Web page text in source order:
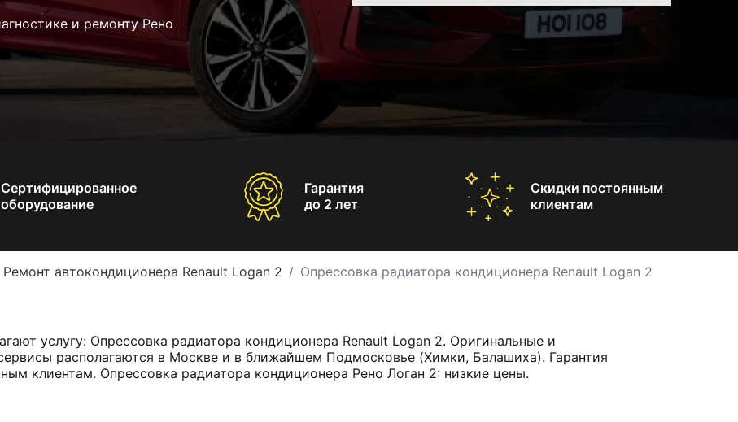
и ремонту Рено
Сертифицированное
оборудование
Гарантия
до 2 лет
Скидки постоянным
клиентам
Ремонт автокондиционера Renault Logan 2 Опрессовка радиатора кондиционера Renault Logan 2
услугу: Опрессовка радиатора кондиционера Renault Logan 2. Оригинальные и
располагаются в Москве и в ближайшем Подмосковье (Химки, Балашиха). Гарантия
клиентам. Опрессовка радиатора кондиционера Рено Логан 2: низкие цены.